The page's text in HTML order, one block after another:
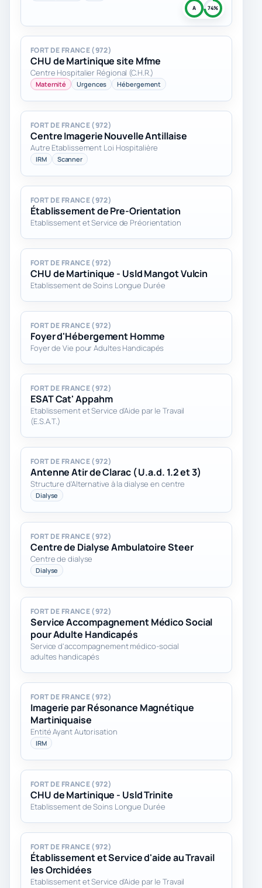
A 74%
FORT DE FRANCE (972)
CHU de Martinique site Mfme
Centre Hospitalier Régional (C.H.R.)
Maternité Urgences Hébergement
FORT DE FRANCE (972)
Centre Imagerie Nouvelle Antillaise
Autre Etablissement Loi Hospitalière
IRM Scanner
FORT DE FRANCE (972)
Établissement de Pre-Orientation
Etablissement et Service de Préorientation
FORT DE FRANCE (972)
CHU de Martinique - Usld Mangot Vulcin
Etablissement de Soins Longue Durée
FORT DE FRANCE (972)
Foyer d'Hébergement Homme
Foyer de Vie pour Adultes Handicapés
FORT DE FRANCE (972)
ESAT Cat' Appahm
Etablissement et Service d'Aide par le Travail
(E.S.A.T.)
FORT DE FRANCE (972)
Antenne Atir de Clarac ( U.a.d. 1.2 et 3)
Structure d'Alternative à la dialyse en centre
Dialyse
FORT DE FRANCE (972)
Centre de Dialyse Ambulatoire Steer
Centre de dialyse
Dialyse
FORT DE FRANCE (972)
Service Accompagnement Médico Social
pour Adulte Handicapés
Service d'accompagnement médico-social
adultes handicapés
FORT DE FRANCE (972)
Imagerie par Résonance Magnétique
Martiniquaise
Entité Ayant Autorisation
IRM
FORT DE FRANCE (972)
CHU de Martinique - Usld Trinite
Etablissement de Soins Longue Durée
FORT DE FRANCE (972)
Établissement et Service d'aide au Travail
les Orchidées
Etablissement et Service d'Aide par le Travail